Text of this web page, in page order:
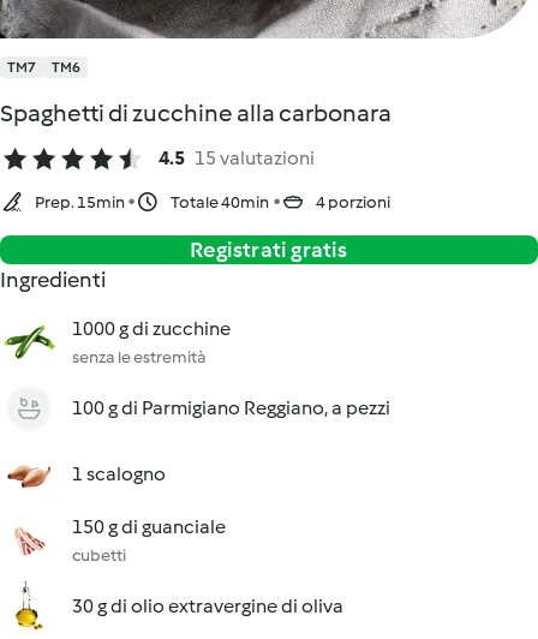
TM7 TM6
Spaghetti di zucchine alla carbonara
4.5 15 valutazioni
Prep. 15min Totale 40min 4 porzioni
Registrati gratis
Ingredienti
1000 g di zucchine
senza le estremità
100 g di Parmigiano Reggiano, a pezzi
1 scalogno
150 g di guanciale
cubetti
30 g di olio extravergine di oliva